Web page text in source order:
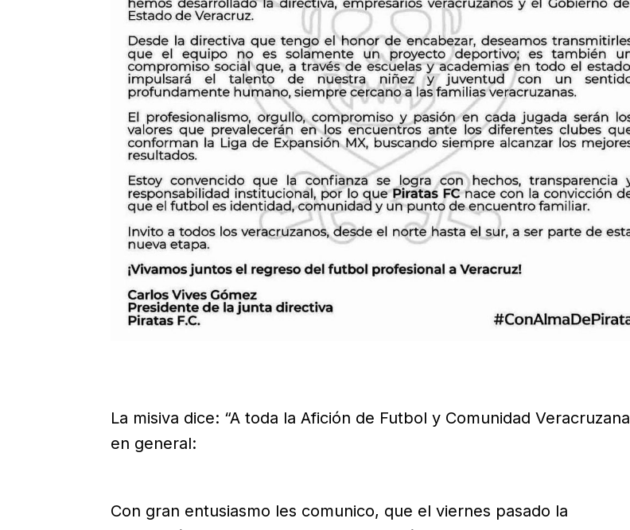
La misiva dice: “A toda la Afición de Futbol y Comunidad Veracruzana
en general:
Con gran entusiasmo les comunico, que el viernes pasado la